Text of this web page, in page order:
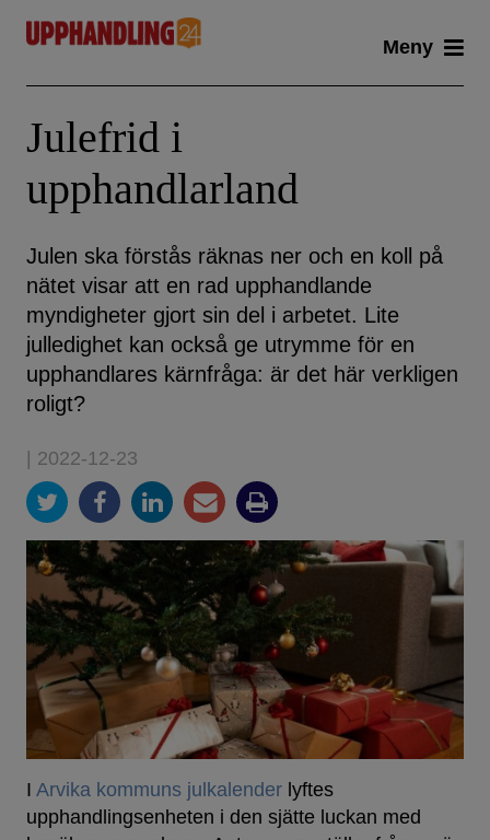
content
Meny
Julefrid i
upphandlarland
Julen ska förstås räknas ner och en koll på
nätet visar att en rad upphandlande
myndigheter gjort sin del i arbetet. Lite
julledighet kan också ge utrymme för en
upphandlares kärnfråga: är det här verkligen
roligt?
| 2022-12-23
I Arvika kommuns julkalender lyftes
upphandlingsenheten i den sjätte luckan med